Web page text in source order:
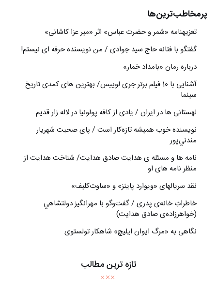
پرمخاطب‌ترین‌ها
تعزیه‎نامه‏ «شمر و حضرت عباس» اثر «میر عزا کاشانی»
گفتگو با فتانه حاج سید جوادی / من نویسنده حرفه ای نیستم!
درباره رمان «بامداد خمار»
آشنایی با 10 فیلم برتر جری لوییس/ بهترین های کمدی تاریخ
سینما
لهستانی ها در ایران / یادی از کافه پولونیا در لاله زار قدیم
نويسنده خوب هميشه تازه‌كار است / پای صحبت شهريار
مندني‌پور
نامه ها و مسئله ی هدایت صادق هدایت/ شناخت هدایت از
منظر نامه های او
نقد سریالهای «ویوارد پاینز» و «ساوت‌کلیف»
خاطراتِ خانه‌ی پدری / گفت‌وگو با مهرانگيز دولتشاهي
(خواهرزاده‌ی صادق هدايت)
نگاهی به «مرگ ايوان ايليچ» شاهکار تولستوی
تازه ترین مطالب